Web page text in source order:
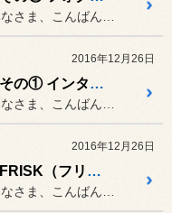
2016年12月26日
BMW F25 X3 の作業 その① インターフェース＆地デジチューナー取付作業
2016年12月26日
新商品！ 世界初！！ FRISK（フリスク）のマスク♪ フリスクマスク登場！！